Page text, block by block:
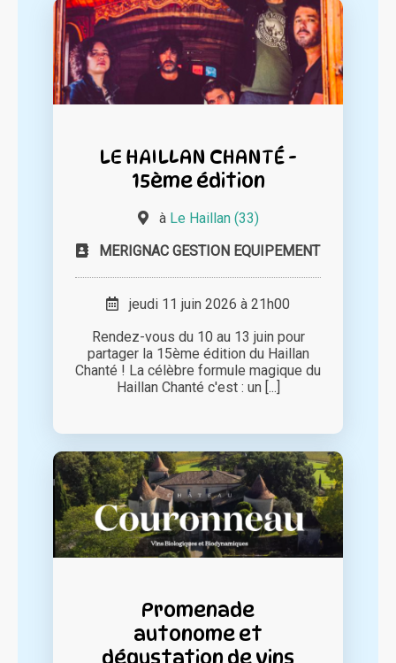
LE HAILLAN CHANTÉ -
15ème édition
à Le Haillan (33)
MERIGNAC GESTION EQUIPEMENT
jeudi 11 juin 2026 à 21h00
Rendez-vous du 10 au 13 juin pour
partager la 15ème édition du Haillan
Chanté ! La célèbre formule magique du
Haillan Chanté c'est : un [...]
Promenade
autonome et
dégustation de vins